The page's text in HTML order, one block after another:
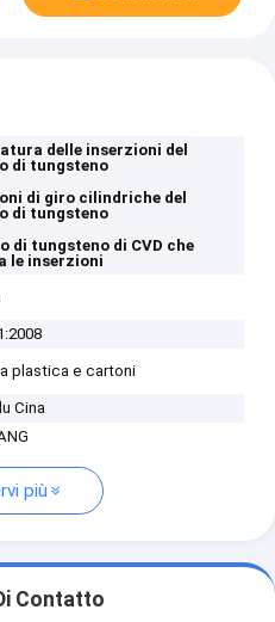
delle inserzioni del
di tungsteno
di giro cilindriche del
di tungsteno
di tungsteno di CVD che
le inserzioni
plastica e cartoni
Cina
più
Contatto